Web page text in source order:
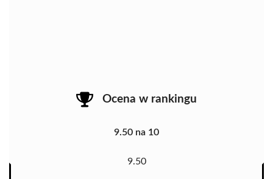
Ocena w rankingu
9.50 na 10
9.50